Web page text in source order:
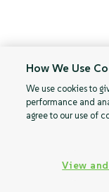
How We Use
We use cookies to
performance and
agree to our use of
View